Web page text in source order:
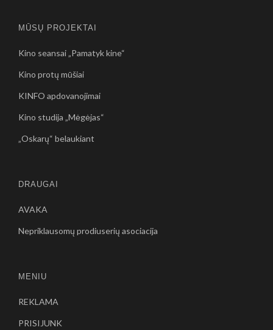
MŪSŲ PROJEKTAI
Kino seansai „Pamatyk kine“
Kino protų mūšiai
KINFO apdovanojimai
Kino studija „Mėgėjas“
„Oskarų“ belaukiant
DRAUGAI
AVAKA
Nepriklausomų prodiuserių asociacija
MENIU
REKLAMA
PRISIJUNK